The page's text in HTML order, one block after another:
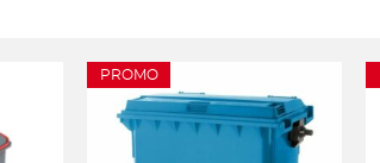
PROMO